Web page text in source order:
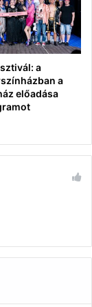
a
a
előadása